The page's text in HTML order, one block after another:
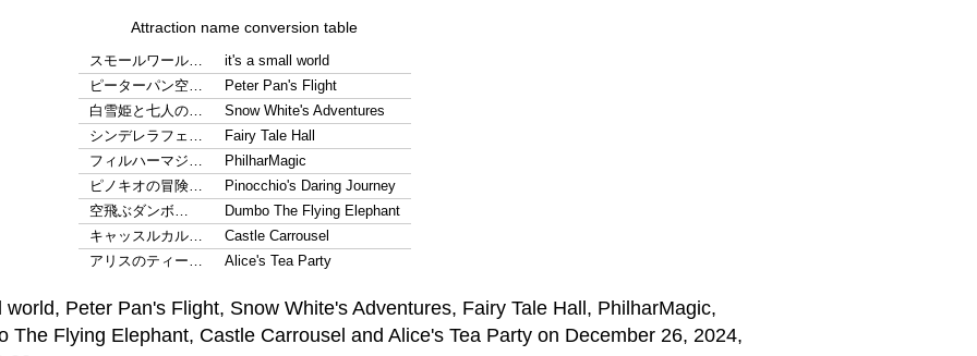
Attraction name conversion table
スモールワール…
it's a small world
ピーターパン空…
Peter Pan's Flight
白雪姫と七人の…
Snow White's Adventures
シンデレラフェ…
Fairy Tale Hall
フィルハーマジ…
PhilharMagic
ピノキオの冒険…
Pinocchio's Daring Journey
空飛ぶダンボ…
Dumbo The Flying Elephant
キャッスルカル…
Castle Carrousel
アリスのティー…
Alice's Tea Party